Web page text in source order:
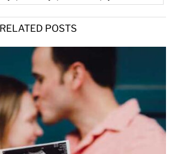
RELATED POSTS